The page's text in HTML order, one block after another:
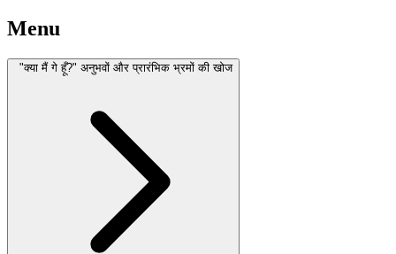
Menu
"क्या मैं गे हूँ?" अनुभवों और प्रारंभिक भ्रमों की खोज